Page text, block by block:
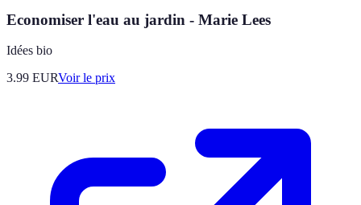
Economiser l'eau au jardin - Marie Lees
Idées bio
3.99 EURVoir le prix